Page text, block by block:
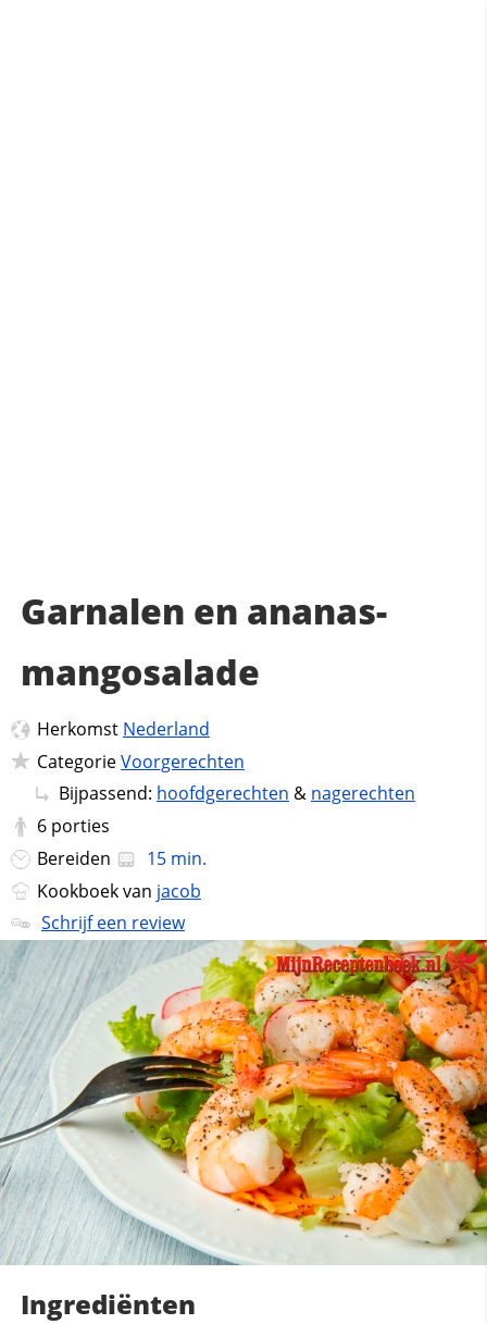
Garnalen en ananas-
mangosalade
Herkomst Nederland
CategorieVoorgerechten
Bijpassend: hoofdgerechten & nagerechten
6 porties
Bereiden
15 min.
Kookboek van jacob
Schrijf een review
Ingrediënten